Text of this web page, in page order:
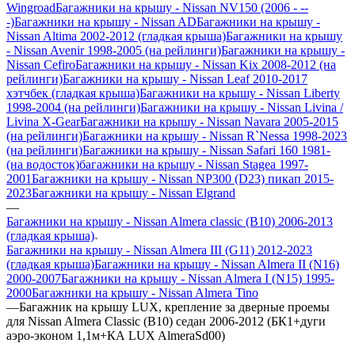
WingroadБагажники на крышу - Nissan NV150 (2006 - --
-)Багажники на крышу - Nissan ADБагажники на крышу -
Nissan Altima 2002-2012 (гладкая крыша)Багажники на крышу
- Nissan Avenir 1998-2005 (на рейлинги)Багажники на крышу -
Nissan CefiroБагажники на крышу - Nissan Kix 2008-2012 (на
рейлинги)Багажники на крышу - Nissan Leaf 2010-2017
хэтчбек (гладкая крыша)Багажники на крышу - Nissan Liberty
1998-2004 (на рейлинги)Багажники на крышу - Nissan Livina /
Livina X-GearБагажники на крышу - Nissan Navara 2005-2015
(на рейлинги)Багажники на крышу - Nissan R`Nessa 1998-2023
(на рейлинги)Багажники на крышу - Nissan Safari 160 1981-
(на водосток)багажники на крышу - Nissan Stagea 1997-
2001Багажники на крышу - Nissan NP300 (D23) пикап 2015-
2023Багажники на крышу - Nissan Elgrand
—
Багажники на крышу - Nissan Almera classic (B10) 2006-2013
(гладкая крыша)
Багажники на крышу - Nissan Almera III (G11) 2012-2023
(гладкая крыша)Багажники на крышу - Nissan Almera II (N16)
2000-2007Багажники на крышу - Nissan Almera I (N15) 1995-
2000Багажники на крышу - Nissan Almera Tino
—Багажник на крышу LUX, крепление за дверные проемы
для Nissan Almera Classic (B10) седан 2006-2012 (БК1+дуги
аэро-эконом 1,1м+КА LUX AlmeraSd00)